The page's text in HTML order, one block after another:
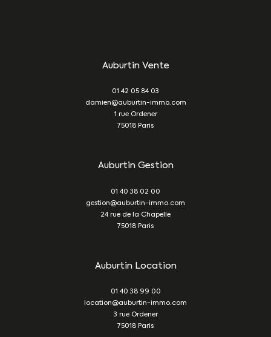
Auburtin Vente
01 42 05 84 03
damien@auburtin-immo.com
1 rue Ordener
75018
Paris
Auburtin Gestion
01 40 38 02 00
gestion@auburtin-immo.com
24 rue de la Chapelle
75018
Paris
Auburtin Location
01 40 38 99 00
location@auburtin-immo.com
3 rue Ordener
75018
Paris